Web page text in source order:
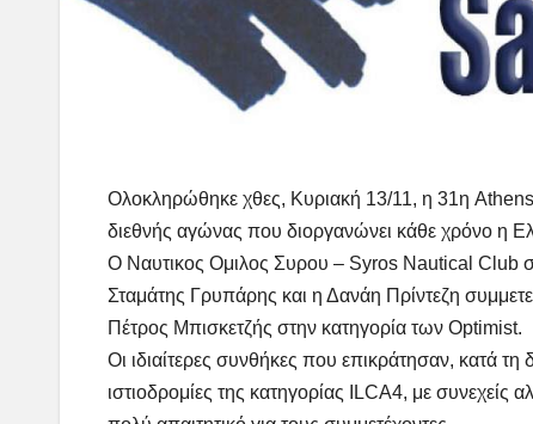
Ολοκληρώθηκε χθες, Κυριακή 13/11, η 31η
διεθνής αγώνας που διοργανώνει κάθε χρόνο η
Ο Ναυτικος Ομιλος Συρου – Syros Nautical Club
Σταμάτης Γρυπάρης και η Δανάη Πρίντεζη
Πέτρος Μπισκετζής στην κατηγορία των Optimist.
Οι ιδιαίτερες συνθήκες που επικράτησαν, κατά
ιστιοδρομίες της κατηγορίας ILCA4, με